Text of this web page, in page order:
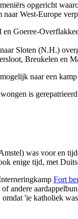
opgericht
West-Europe
Goeree-
Sloten (N.H.)
Breukelen en
naar een
is
was voor en
enige tijd, met
Fort
andere
'ie katholiek